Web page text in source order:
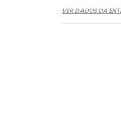
VER DADOS DA